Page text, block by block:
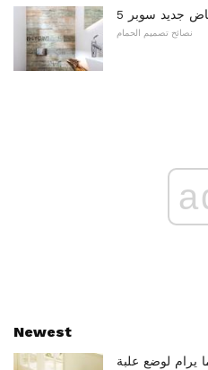
جديد سوبر
نصائح تصميم الحمام
Newest
يرام لوضع علبة